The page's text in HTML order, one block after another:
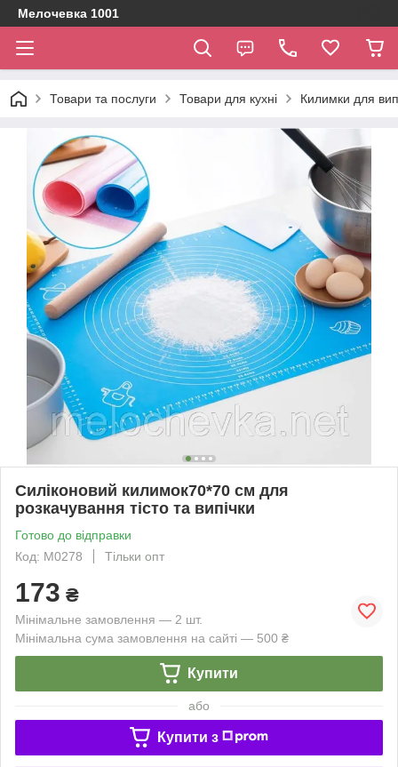
Мелочевка 1001
Товари та послуги Товари для кухні Килимки для
Силіконовий килимок70*70 см для
розкачування тісто та випічки
Готово до відправки
Код: М0278
Тільки опт
173 ₴
Мінімальне замовлення — 2 шт.
Мінімальна сума замовлення на сайті — 500 ₴
Купити
або
Купити з